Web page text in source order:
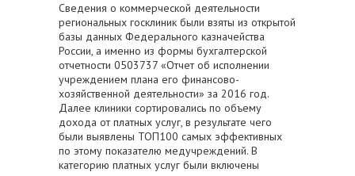
Сведения о коммерческой деятельности
региональных госклиник были взяты из открытой
базы данных Федерального казначейства
России, а именно из формы бухгалтерской
отчетности 0503737 «Отчет об исполнении
учреждением плана его финансово-
хозяйственной деятельности» за 2016 год.
Далее клиники сортировались по объему
дохода от платных услуг, в результате чего
были выявлены ТОП100 самых эффективных
по этому показателю медучреждений. В
категорию платных услуг были включены